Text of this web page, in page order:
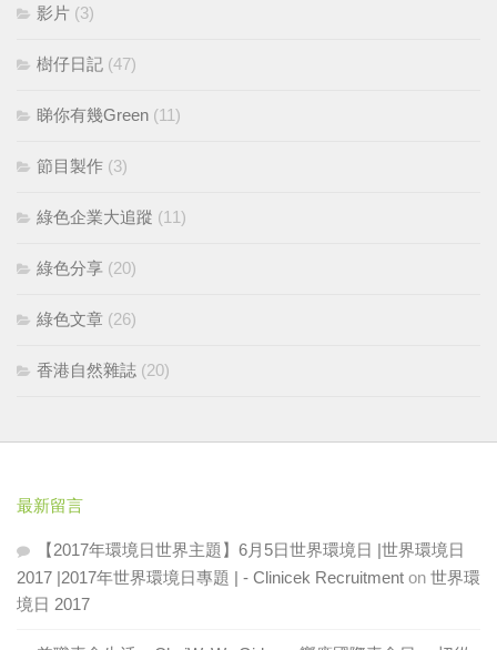
影片 (3)
樹仔日記 (47)
睇你有幾Green (11)
節目製作 (3)
綠色企業大追蹤 (11)
綠色分享 (20)
綠色文章 (26)
香港自然雜誌 (20)
最新留言
【2017年環境日世界主題】6月5日世界環境日 |世界環境日
2017 |2017年世界環境日專題 | - Clinicek Recruitment on 世界環
境日 2017